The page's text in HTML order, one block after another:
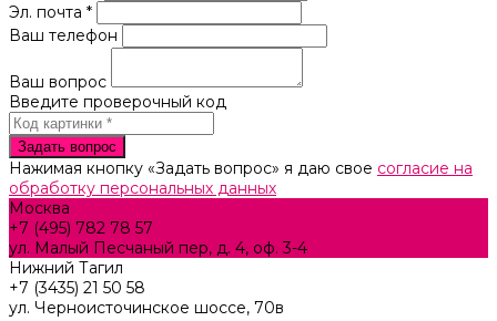
Эл. почта *
Ваш телефон
Ваш вопрос
Введите проверочный код
Нажимая кнопку «Задать вопрос» я даю свое согласие на
обработку персональных данных
Москва
+7 (495) 782 78 57
ул. Малый Песчаный пер, д. 4, оф. 3-4
Нижний Тагил
+7 (3435) 21 50 58
ул. Черноисточинское шоссе, 70в